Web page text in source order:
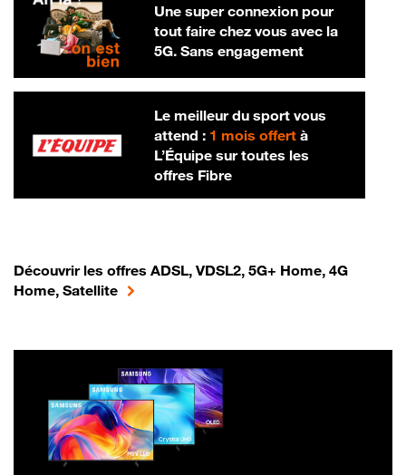
Une super connexion pour
tout faire chez vous avec la
5G. Sans engagement
Le meilleur du sport vous
attend : 1 mois offertà
L’Équipe sur toutes les
offres Fibre
Découvrir les offres ADSL, VDSL2, 5G+ Home, 4G
Home, Satellite